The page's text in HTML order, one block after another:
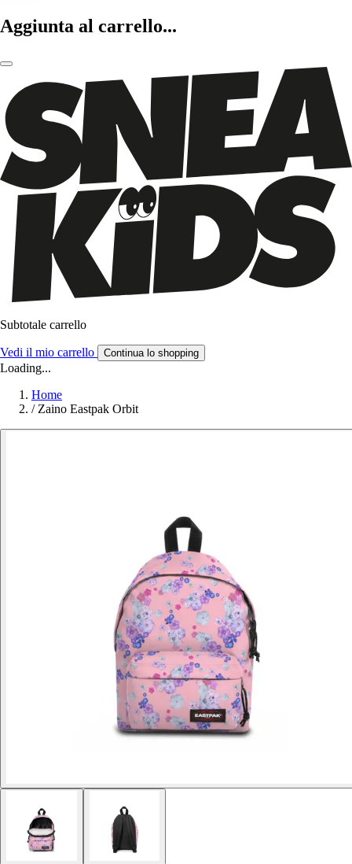
Aggiunta al carrello...
Subtotale carrello
Vedi il mio carrello Continua lo shopping
Loading...
Home
/ Zaino Eastpak Orbit